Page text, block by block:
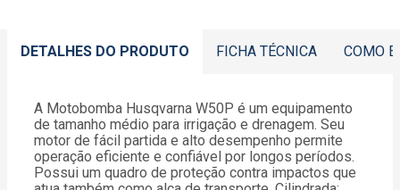
DETALHES DO PRODUTO FICHA TÉCNICA COMO
A Motobomba Husqvarna W50P é um equipamento
de tamanho médio para irrigação e drenagem. Seu
motor de fácil partida e alto desempenho permite
operação eficiente e confiável por longos períodos.
Possui um quadro de proteção contra impactos que